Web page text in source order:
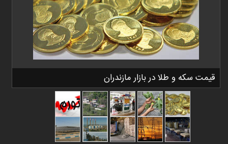
قیمت سکه و طلا در بازار مازندران